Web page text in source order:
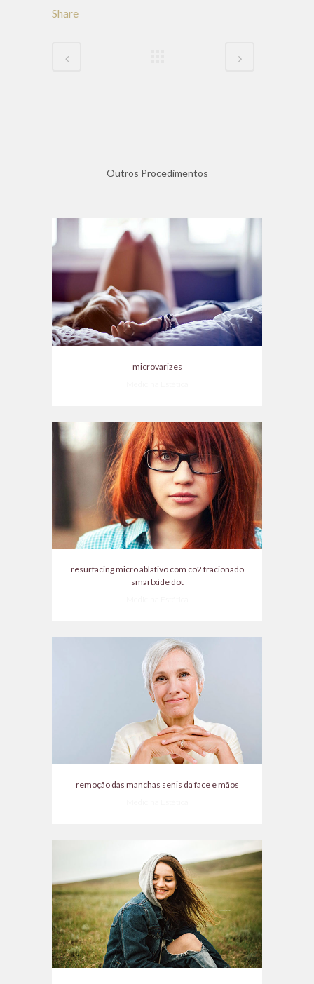
Share
Outros Procedimentos
microvarizes
resurfacing micro ablativo com co2 fracionado
smartxide dot
remoção das manchas senis da face e mãos